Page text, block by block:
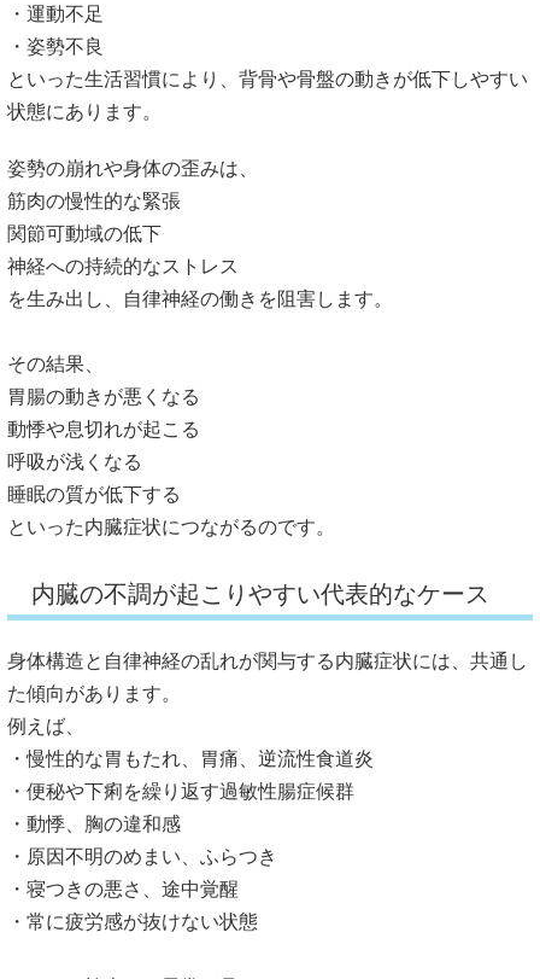
・運動不足
・姿勢不良
といった生活習慣により、 背骨や骨盤の動きが低下しやすい
状態にあります。
姿勢の崩れや身体の歪みは、
筋肉の慢性的な緊張
関節可動域の低下
神経への持続的なストレス
を生み出し、自律神経の働きを阻害します。
その結果、
胃腸の動きが悪くなる
動悸や息切れが起こる
呼吸が浅くなる
睡眠の質が低下する
といった内臓症状につながるのです。
内臓の不調が起こりやすい代表的なケース
身体構造と自律神経の乱れが関与する内臓症状には、 共通し
た傾向があります。
例えば、
・慢性的な胃もたれ、胃痛、逆流性食道炎
・便秘や下痢を繰り返す過敏性腸症候群
・動悸、胸の違和感
・原因不明のめまい、ふらつき
・寝つきの悪さ、途中覚醒
・常に疲労感が抜けない状態